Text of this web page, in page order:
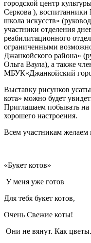
городской центр
Серкова ),
школа искусств»
участники отделения
реабилитационного
ограниченными
Джанкойского района»
Ольга Ваула), а также
МБУК«Джанкойский
Выставку рисунков
кота» можно будет
Приглашаем побывать
хорошего настроения.
Всем участникам желаем
«Букет котов»
У меня уже готов
Для тебя букет котов,
Очень Свежие коты!
Они не вянут. Как цветы.